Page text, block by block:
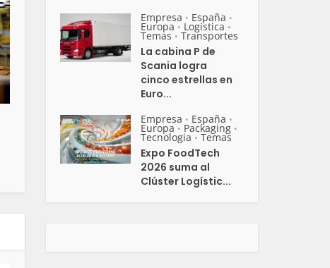
Empresa • España •
Europa • Logistica •
Temas • Transportes
La cabina P de
Scania logra
cinco estrellas en
Euro...
Empresa • España •
Europa • Packaging •
Tecnologia • Temas
Expo FoodTech
2026 suma al
Clúster Logístic...